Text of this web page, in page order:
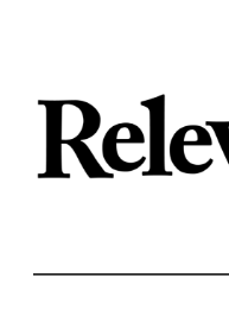
conteúdo